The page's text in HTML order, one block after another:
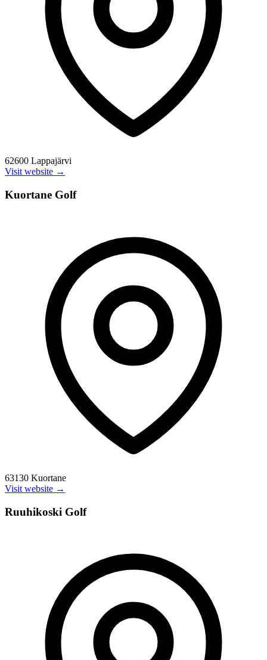
62600 Lappajärvi
Visit website →
Kuortane Golf
63130 Kuortane
Visit website →
Ruuhikoski Golf